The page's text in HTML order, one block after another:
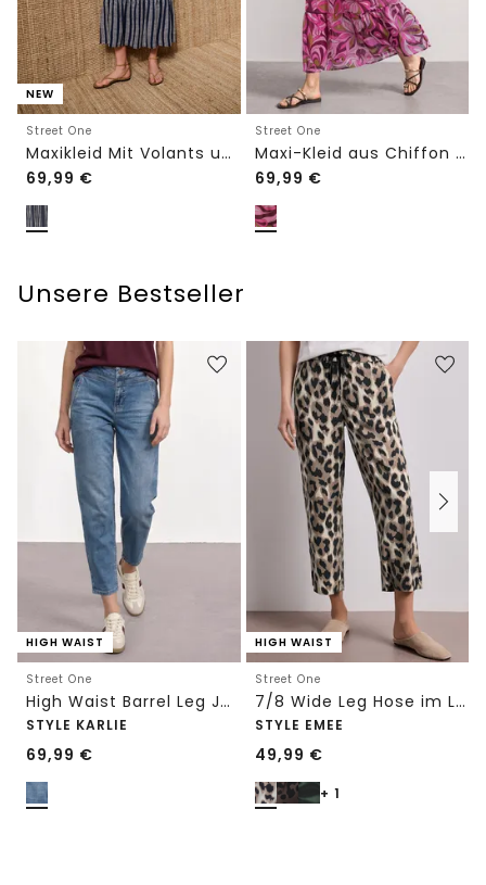
NEW
Street One
Maxikleid Mit Volants und Print
69,99 €
Street One
Maxi-Kleid aus Chiffon mit Print
69,99 €
Unsere Bestseller
HIGH WAIST
Street One
High Waist Barrel Leg Jeans im Loose Fit
STYLE KARLIE
69,99 €
HIGH WAIST
Street One
7/8 Wide Leg Hose im Loose Fit mit Print
STYLE EMEE
49,99 €
+ 1